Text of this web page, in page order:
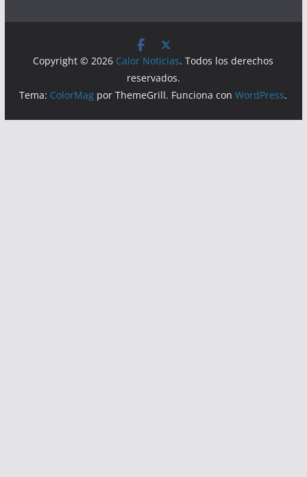
Copyright © 2026 Calor Noticias. Todos los derechos
reservados.
Tema: ColorMag por ThemeGrill. Funciona conWordPress.